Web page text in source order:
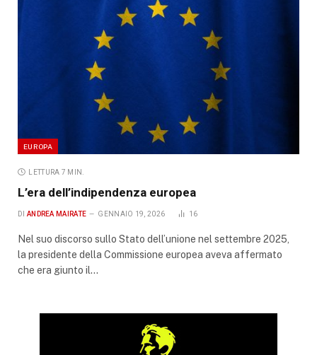
EUROPA
LETTURA 7 MIN.
L’era dell’indipendenza europea
DI ANDREA MAIRATE GENNAIO 19, 2026 16
Nel suo discorso sullo Stato dell’unione nel settembre 2025,
la presidente della Commissione europea aveva affermato
che era giunto il…